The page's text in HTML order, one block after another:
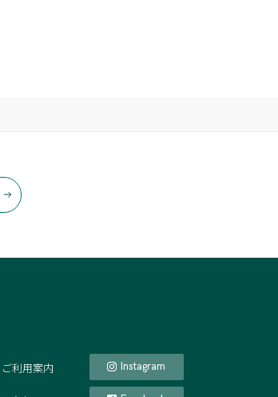
ご利用案内 Instagram